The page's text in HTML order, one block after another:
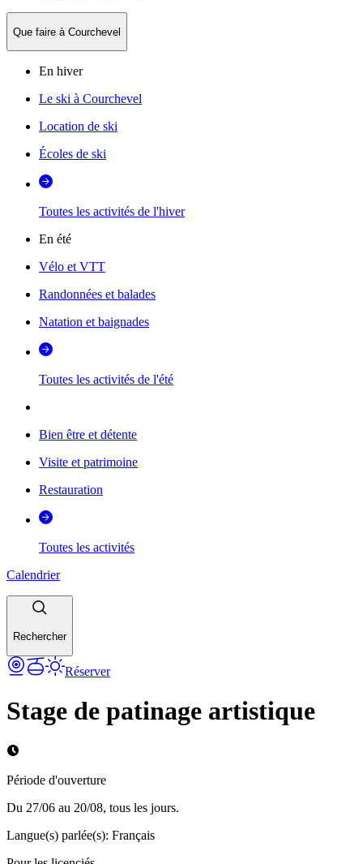
Que faire à Courchevel
En hiver
Le ski à Courchevel
Location de ski
Écoles de ski
Toutes les activités de l'hiver
En été
Vélo et VTT
Randonnées et balades
Natation et baignades
Toutes les activités de l'été
Bien être et détente
Visite et patrimoine
Restauration
Toutes les activités
Calendrier
Rechercher
Réserver
Stage de patinage artistique
Période d'ouverture
Du 27/06 au 20/08, tous les jours.
Langue(s) parlée(s): Français